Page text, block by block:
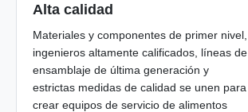
Alta calidad
Materiales y componentes de primer nivel,
ingenieros altamente calificados, líneas de
ensamblaje de última generación y
estrictas medidas de calidad se unen para
crear equipos de servicio de alimentos